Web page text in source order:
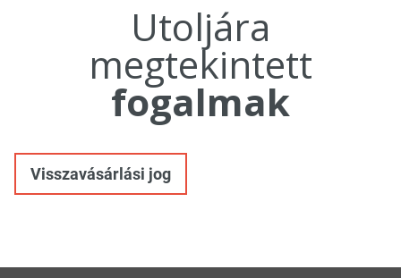
Utoljára
megtekintett
fogalmak
Visszavásárlási jog